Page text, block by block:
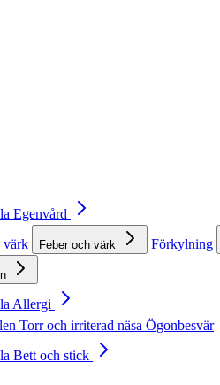
Egenvård
värk Feber och värk Förkylning
Allergi
Torr och irriterad näsa Ögonbesvär
Bett och stick